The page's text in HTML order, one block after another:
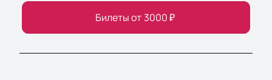
Билеты от 3000₽